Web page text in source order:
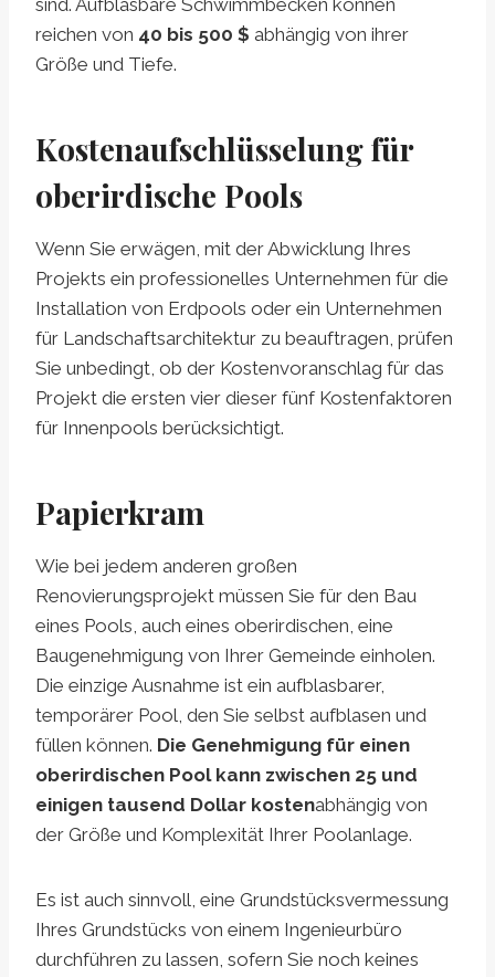
sind. Aufblasbare Schwimmbecken können
reichen von 40 bis 500 $ abhängig von ihrer
Größe und Tiefe.
Kostenaufschlüsselung für
oberirdische Pools
Wenn Sie erwägen, mit der Abwicklung Ihres
Projekts ein professionelles Unternehmen für die
Installation von Erdpools oder ein Unternehmen
für Landschaftsarchitektur zu beauftragen, prüfen
Sie unbedingt, ob der Kostenvoranschlag für das
Projekt die ersten vier dieser fünf Kostenfaktoren
für Innenpools berücksichtigt.
Papierkram
Wie bei jedem anderen großen
Renovierungsprojekt müssen Sie für den Bau
eines Pools, auch eines oberirdischen, eine
Baugenehmigung von Ihrer Gemeinde einholen.
Die einzige Ausnahme ist ein aufblasbarer,
temporärer Pool, den Sie selbst aufblasen und
füllen können. Die Genehmigung für einen
oberirdischen Pool kann zwischen 25 und
einigen tausend Dollar kostenabhängig von
der Größe und Komplexität Ihrer Poolanlage.
Es ist auch sinnvoll, eine Grundstücksvermessung
Ihres Grundstücks von einem Ingenieurbüro
durchführen zu lassen, sofern Sie noch keines